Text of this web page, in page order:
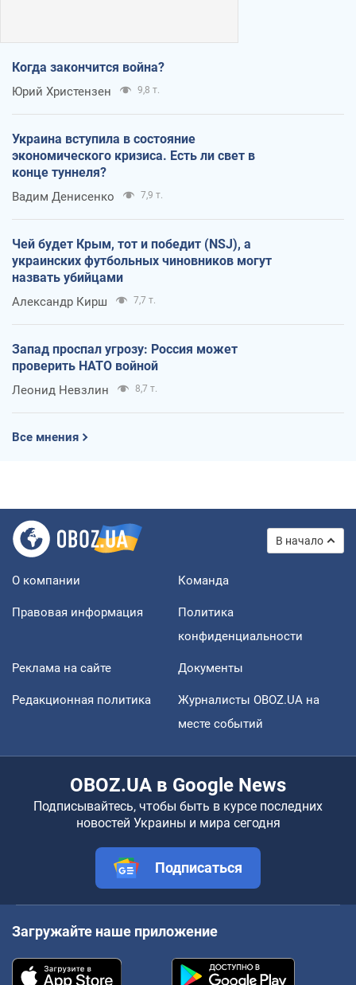
Когда закончится война?
Юрий Христензен 9,8 т.
Украина вступила в состояние
экономического кризиса. Есть ли свет в
конце туннеля?
Вадим Денисенко 7,9 т.
Чей будет Крым, тот и победит (NSJ), а
украинских футбольных чиновников могут
назвать убийцами
Александр Кирш 7,7 т.
Запад проспал угрозу: Россия может
проверить НАТО войной
Леонид Невзлин 8,7 т.
Все мнения
В начало
О компании Команда
Правовая информация
Политика
конфиденциальности
Реклама на сайте Документы
Редакционная политика
Журналисты OBOZ.UA на
месте событий
OBOZ.UA в Google News
Подписывайтесь, чтобы быть в курсе последних
новостей Украины и мира сегодня
Подписаться
Загружайте наше приложение